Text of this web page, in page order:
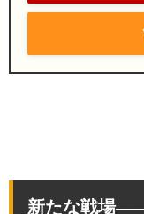
新たな戦場